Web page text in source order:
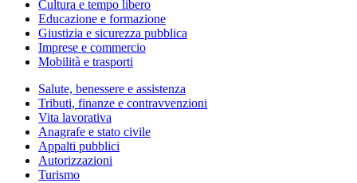
Cultura e tempo libero
Educazione e formazione
Giustizia e sicurezza pubblica
Imprese e commercio
Mobilità e trasporti
Salute, benessere e assistenza
Tributi, finanze e contravvenzioni
Vita lavorativa
Anagrafe e stato civile
Appalti pubblici
Autorizzazioni
Turismo